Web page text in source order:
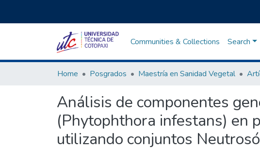
Communities & Collections Search
Home Posgrados Maestría en Sanidad Vegetal
Análisis de componentes
(Phytophthora infestans) en
utilizando conjuntos